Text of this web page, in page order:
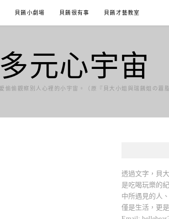
貝餚小劇場 貝餚很有事 貝餚才藝教室
元心宇宙
偷觀察別人心裡的小宇宙。（原『貝大小姐與瑞餚姐の囂
透過文字，貝
是吃喝玩樂的
中所遇見的人
僅是生